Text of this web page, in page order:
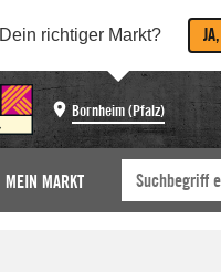
Dein richtiger Markt?
Bornheim (Pfalz)
MEIN MARKT